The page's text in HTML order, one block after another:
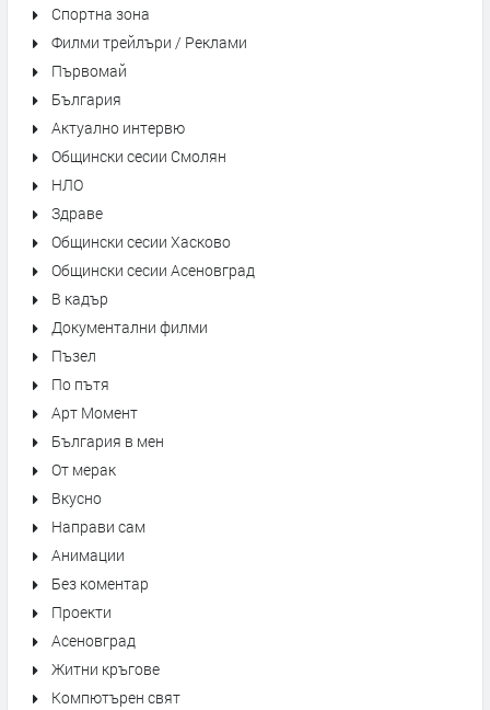
Спортна зона
Филми трейлъри / Реклами
Първомай
България
Актуално интервю
Общински сесии Смолян
НЛО
Здраве
Общински сесии Хасково
Общински сесии Асеновград
В кадър
Документални филми
Пъзел
По пътя
Арт Момент
България в мен
От мерак
Вкусно
Направи сам
Анимации
Без коментар
Проекти
Асеновград
Житни кръгове
Компютърен свят